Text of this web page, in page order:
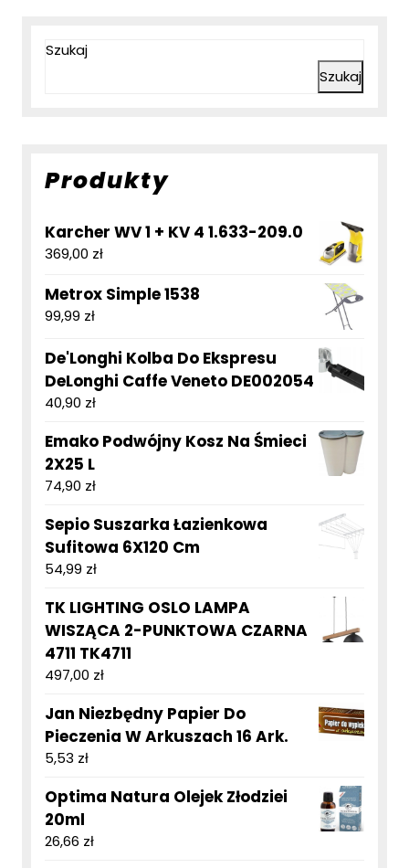
Szukaj
Szukaj
Produkty
Karcher WV 1 + KV 4 1.633-209.0
369,00 zł
Metrox Simple 1538
99,99 zł
De'Longhi Kolba Do Ekspresu
DeLonghi Caffe Veneto DE002054
40,90 zł
Emako Podwójny Kosz Na Śmieci
2X25 L
74,90 zł
Sepio Suszarka Łazienkowa
Sufitowa 6X120 Cm
54,99 zł
TK LIGHTING OSLO LAMPA
WISZĄCA 2-PUNKTOWA CZARNA
4711 TK4711
497,00 zł
Jan Niezbędny Papier Do
Pieczenia W Arkuszach 16 Ark.
5,53 zł
Optima Natura Olejek Złodziei
20ml
26,66 zł